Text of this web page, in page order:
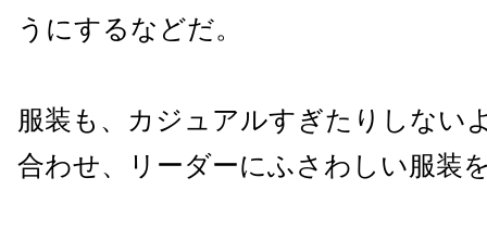
うにするなどだ。
服装も、カジュアルすぎたりしない
合わせ、リーダーにふさわしい服装